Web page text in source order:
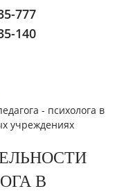
777
140
- психолога в
учреждениях
В